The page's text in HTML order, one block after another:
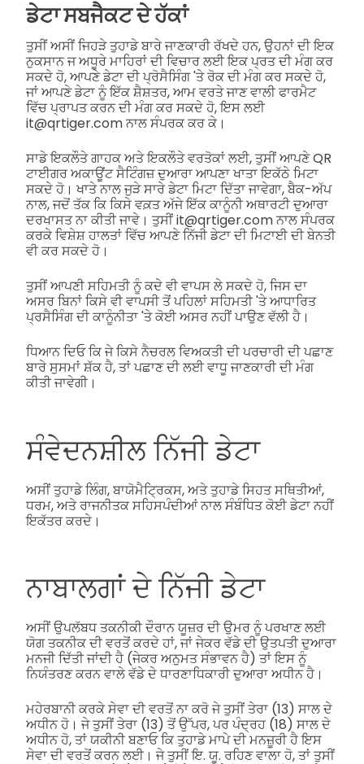
ਡੇਟਾ ਸਬਜੈਕਟ ਦੇ ਹੱਕਾਂ
ਤੁਸੀਂ ਅਸੀਂ ਜਿਹੜੇ ਤੁਹਾਡੇ ਬਾਰੇ ਜਾਣਕਾਰੀ ਰੱਖਦੇ ਹਨ, ਉਹਨਾਂ ਦੀ ਇਕ
ਨੁਕਸਾਨ ਜ ਅਧੂਰੇ ਮਾਹਿਰਾਂ ਦੀ ਵਿਚਾਰ ਲਈ ਇਕ ਪ੍ਰਤ ਦੀ ਮੰਗ ਕਰ
ਸਕਦੇ ਹੋ, ਆਪਣੇ ਡੇਟਾ ਦੀ ਪ੍ਰੋਸੈਸਿੰਗ 'ਤੇ ਰੋਕ ਦੀ ਮੰਗ ਕਰ ਸਕਦੇ ਹੋ,
ਜਾਂ ਆਪਣੇ ਡੇਟਾ ਨੂੰ ਇੱਕ ਸ਼ੈਸ਼ਤਰ, ਆਮ ਵਰਤੇ ਜਾਣ ਵਾਲੀ ਫਾਰਮੈਟ
ਵਿੱਚ ਪ੍ਰਾਪਤ ਕਰਨ ਦੀ ਮੰਗ ਕਰ ਸਕਦੇ ਹੋ, ਇਸ ਲਈ
it@qrtiger.com ਨਾਲ ਸੰਪਰਕ ਕਰ ਕੇ।
ਸਾਡੇ ਇਕਲੌਤੇ ਗਾਹਕ ਅਤੇ ਇਕਲੌਤੇ ਵਰਤੋਕਾਂ ਲਈ, ਤੁਸੀਂ ਆਪਣੇ QR
ਟਾਈਗਰ ਅਕਾਊਂਟ ਸੈਟਿੰਗਜ਼ ਦੁਆਰਾ ਆਪਣਾ ਖਾਤਾ ਇਕੱਠੇ ਮਿਟਾ
ਸਕਦੇ ਹੋ। ਖਾਤੇ ਨਾਲ ਜੁੜੇ ਸਾਰੇ ਡੇਟਾ ਮਿਟਾ ਦਿੱਤਾ ਜਾਵੇਗਾ, ਬੈਕ-ਅੱਪ
ਨਾਲ, ਜਦੋਂ ਤੱਕ ਕਿ ਕਿਸੇ ਵਕ਼ਤ ਅੱਜੇ ਇੱਕ ਕਾਨੂੰਨੀ ਅਥਾਰਟੀ ਦੁਆਰਾ
ਦਰਖਾਸਤ ਨਾ ਕੀਤੀ ਜਾਵੇ। ਤੁਸੀਂ it@qrtiger.com ਨਾਲ ਸੰਪਰਕ
ਕਰਕੇ ਵਿਸ਼ੇਸ਼ ਹਾਲਤਾਂ ਵਿੱਚ ਆਪਣੇ ਨਿੱਜੀ ਡੇਟਾ ਦੀ ਮਿਟਾਈ ਦੀ ਬੇਨਤੀ
ਵੀ ਕਰ ਸਕਦੇ ਹੋ।
ਤੁਸੀਂ ਆਪਣੀ ਸਹਿਮਤੀ ਨੂੰ ਕਦੇ ਵੀ ਵਾਪਸ ਲੇ ਸਕਦੇ ਹੋ, ਜਿਸ ਦਾ
ਅਸਰ ਬਿਨਾਂ ਕਿਸੇ ਵੀ ਵਾਪਸੀ ਤੋਂ ਪਹਿਲਾਂ ਸਹਿਮਤੀ 'ਤੇ ਆਧਾਰਿਤ
ਪ੍ਰਸੈਸਿੰਗ ਦੀ ਕਾਨੂੰਨੀਤਾ 'ਤੇ ਕੋਈ ਅਸਰ ਨਹੀਂ ਪਾਉਣ ਵੱਲੀ ਹੈ।
ਧਿਆਨ ਦਿਓ ਕਿ ਜੇ ਕਿਸੇ ਨੈਚਰਲ ਵਿਅਕਤੀ ਦੀ ਪਰਚਾਰੀ ਦੀ ਪਛਾਣ
ਬਾਰੇ ਸੁਸਮਾਂ ਸ਼ੱਕ ਹੈ, ਤਾਂ ਪਛਾਣ ਦੀ ਲਈ ਵਾਧੂ ਜਾਣਕਾਰੀ ਦੀ ਮੰਗ
ਕੀਤੀ ਜਾਵੇਗੀ।
ਸੰਵੇਦਨਸ਼ੀਲ ਨਿੱਜੀ ਡੇਟਾ
ਅਸੀਂ ਤੁਹਾਡੇ ਲਿੰਗ, ਬਾਯੋਮੈਟ੍ਰਿਕਸ, ਅਤੇ ਤੁਹਾਡੇ ਸਿਹਤ ਸਥਿਤੀਆਂ,
ਧਰਮ, ਅਤੇ ਰਾਜਨੀਤਕ ਸਹਿਸਪੰਦੀਆਂ ਨਾਲ ਸੰਬੰਧਿਤ ਕੋਈ ਡੇਟਾ ਨਹੀਂ
ਇਕੱਤਰ ਕਰਦੇ।
ਨਾਬਾਲਗਾਂ ਦੇ ਨਿੱਜੀ ਡੇਟਾ
ਅਸੀਂ ਉਪਲੱਬਧ ਤਕਨੀਕੀ ਦੌਰਾਨ ਯੂਜ਼ਰ ਦੀ ਉਮਰ ਨੂੰ ਪਰਖਾਣ ਲਈ
ਯੋਗ ਤਕਨੀਕ ਦੀ ਵਰਤੋਂ ਕਰਦੇ ਹਾਂ, ਜਾਂ ਜੇਕਰ ਵੱਡੇ ਦੀ ਉਤਪਤੀ ਦੁਆਰਾ
ਮਨਜੀ ਦਿੱਤੀ ਜਾਂਦੀ ਹੈ (ਜੇਕਰ ਅਨੁਮਤ ਸੰਭਾਵਨ ਹੈ) ਤਾਂ ਇਸ ਨੂੰ
ਨਿਯੰਤਰਣ ਕਰਨ ਵਾਲੇ ਵੱਡੇ ਦੇ ਧਾਰਣਾਧਿਕਾਰੀ ਦੁਆਰਾ ਅਧੀਨ ਹੈ।
ਮਹੇਰਬਾਨੀ ਕਰਕੇ ਸੇਵਾ ਦੀ ਵਰਤੋਂ ਨਾ ਕਰੋ ਜੇ ਤੁਸੀਂ ਤੇਰਾ (13) ਸਾਲ ਦੇ
ਅਧੀਨ ਹੋ। ਜੇ ਤੁਸੀਂ ਤੇਰਾ (13) ਤੋਂ ਉੱਪਰ, ਪਰ ਪੰਦ੍ਰਹ (18) ਸਾਲ ਦੇ
ਅਧੀਨ ਹੋ, ਤਾਂ ਯਕੀਨੀ ਬਣਾਓ ਕਿ ਤੁਹਾਡੇ ਮਾਪੇ ਦੀ ਮਨਜ਼ੂਰੀ ਹੈ ਇਸ
ਸੇਵਾ ਦੀ ਵਰਤੋਂ ਕਰਨ ਲਈ। ਜੇ ਤੁਸੀਂ ਇ. ਯੂ. ਰਹਿਣ ਵਾਲਾ ਹੋ, ਤਾਂ ਤੁਸੀਂ